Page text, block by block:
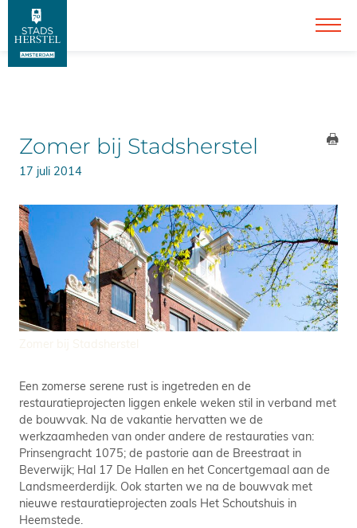
Zomer bij Stadsherstel
17 juli 2014
Een zomerse serene rust is ingetreden en de
restauratieprojecten liggen enkele weken stil in verband met
de bouwvak. Na de vakantie hervatten we de
werkzaamheden van onder andere de restauraties van:
Prinsengracht 1075; de pastorie aan de Breestraat in
Beverwijk; Hal 17 De Hallen en het Concertgemaal aan de
Landsmeerderdijk. Ook starten we na de bouwvak met
nieuwe restauratieprojecten zoals Het Schoutshuis in
Heemstede.